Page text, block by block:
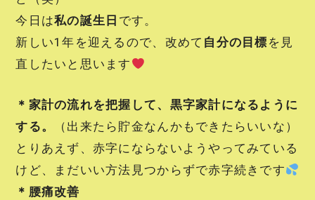
今日は私の誕生日 です。
新しい1年を迎えるので、改めて 自分の目標 を見
直したいと思います
＊家計の流れを把握して、黒字家計になるように
する。
（出来たら貯金なんかもできたらいいな）
とりあえず、赤字にならないようやってみている
けど、まだいい方法見つからずで赤字続きです
＊腰痛改善